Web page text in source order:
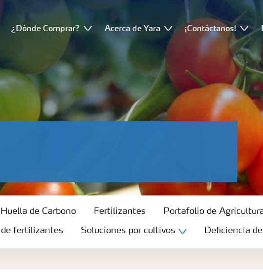
¿Dónde Comprar? Acerca de Yara ¡Contáctanos!
de Carbono
de Carbono Fertilizantes Portafolio de
fertilizantes Soluciones por cultivos Deficiencia